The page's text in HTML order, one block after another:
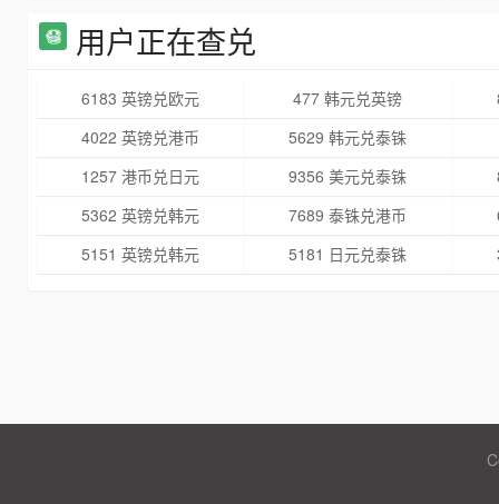
用户正在查兑
6183 英镑兑欧元 477 韩元兑英镑
4022 英镑兑港币
5629 韩元兑泰铢
1257 港币兑日元
9356 美元兑泰铢
5362 英镑兑韩元
7689 泰铢兑港币
5151 英镑兑韩元
5181 日元兑泰铢